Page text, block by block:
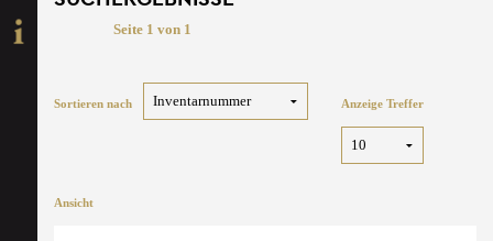
Seite 1 von 1
Sortieren nach Anzeige Treffer
Ansicht